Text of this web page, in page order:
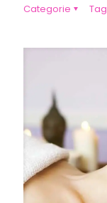
Categorie Tag